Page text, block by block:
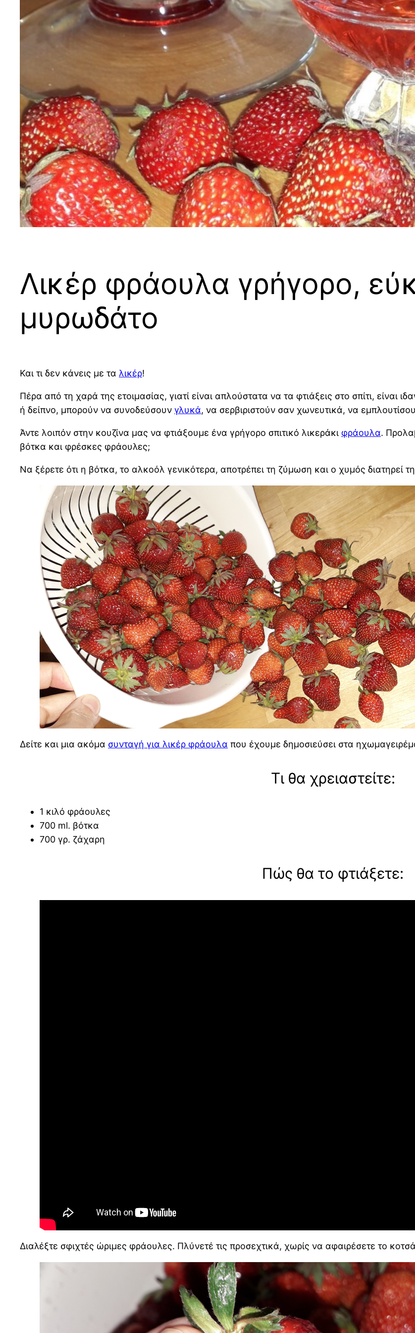
Λικέρ φράουλα γρήγορο,
μυρωδάτο
Και τι δεν κάνεις με τα λικέρ!
Πέρα από τη χαρά της ετοιμασίας, γιατί είναι απλούστατα να τα φτιάξεις στο σπίτι, είναι
ή δείπνο, μπορούν να συνοδεύσουν γλυκά, να σερβιριστούν σαν χωνευτικά, να
Άντε λοιπόν στην κουζίνα μας να φτιάξουμε ένα γρήγορο σπιτικό λικεράκι φράουλα.
βότκα και φρέσκες φράουλες;
Να ξέρετε ότι η βότκα, το αλκοόλ γενικότερα, αποτρέπει τη ζύμωση και ο χυμός διατηρεί
Δείτε και μια ακόμα συνταγή για λικέρ φράουλα που έχουμε δημοσιεύσει στα
Τι θα χρειαστείτε:
1 κιλό φράουλες
700 ml. βότκα
700 γρ. ζάχαρη
Πώς θα το φτιάξετε:
Διαλέξτε σφιχτές ώριμες φράουλες. Πλύνετέ τις προσεχτικά, χωρίς να αφαιρέσετε το